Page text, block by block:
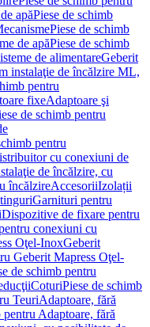
apăPiese de schimb
Piese de schimb
de apăPiese de schimb
de alimentareGeberit
instalaţie de încălzire ML,
pentru
fixeAdaptoare şi
de schimb pentru
pentru
cu conexiuni de
de încălzire, cu
încălzireAccesoriiIzolații
Garnituri pentru
Dispozitive de fixare pentru
conexiuni cu
Oţel-InoxGeberit
Geberit Mapress Oţel-
de schimb pentru
CoturiPiese de schimb
TeuriAdaptoare, fără
pentru Adaptoare, fără